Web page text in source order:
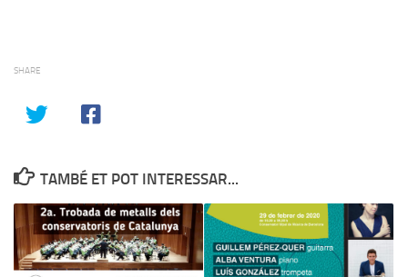
SHARE
TAMBÉ ET POT INTERESSAR...